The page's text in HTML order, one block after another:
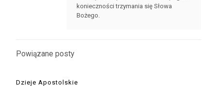
konieczności trzymania się Słowa
Bożego.
Powiązane posty
Dzieje Apostolskie